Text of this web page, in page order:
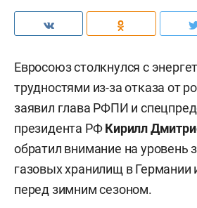
Евросоюз столкнулся с
трудностями из-за отказа от
заявил глава РФПИ и
президента РФКирилл
обратил внимание на уровень
газовых хранилищ в Германии
перед зимним сезоном.